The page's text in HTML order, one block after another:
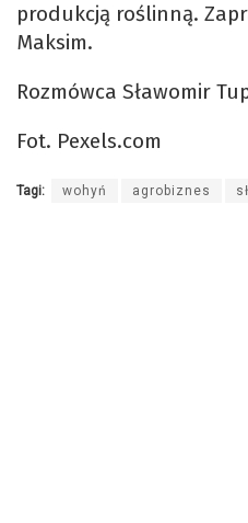
produkcją roślinną.
Maksim.
Rozmówca Sławomir
Fot. Pexels.com
Tagi: wohyń agrobiznes